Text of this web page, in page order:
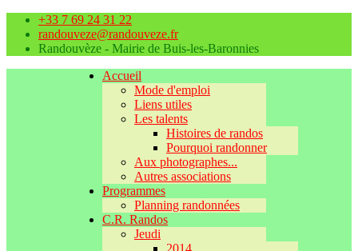
+33 7 69 24 31 22
randouveze@randouveze.fr
Randouvèze - Mairie de Buis-les-Baronnies
Accueil
Mode d'emploi
Liens utiles
Les talents
Histoires de randos
Pourquoi randonner
Aux photographes...
Autres associations
Programmes
Planning randonnées
C.R. Randos
Jeudi
2014